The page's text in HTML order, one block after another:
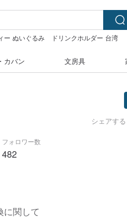
ー ぬいぐるみ
ドリンクホルダー 台湾
カバン 文房具
フォロワー数
482
シェアする
に関して